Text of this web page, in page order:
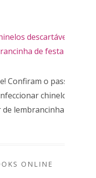
descartáveis
de festa de
Confiram o passo a
chinelos
lembrancinha de
ONLINE